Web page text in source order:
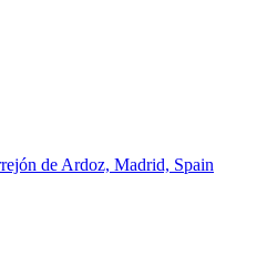
de Ardoz, Madrid, Spain